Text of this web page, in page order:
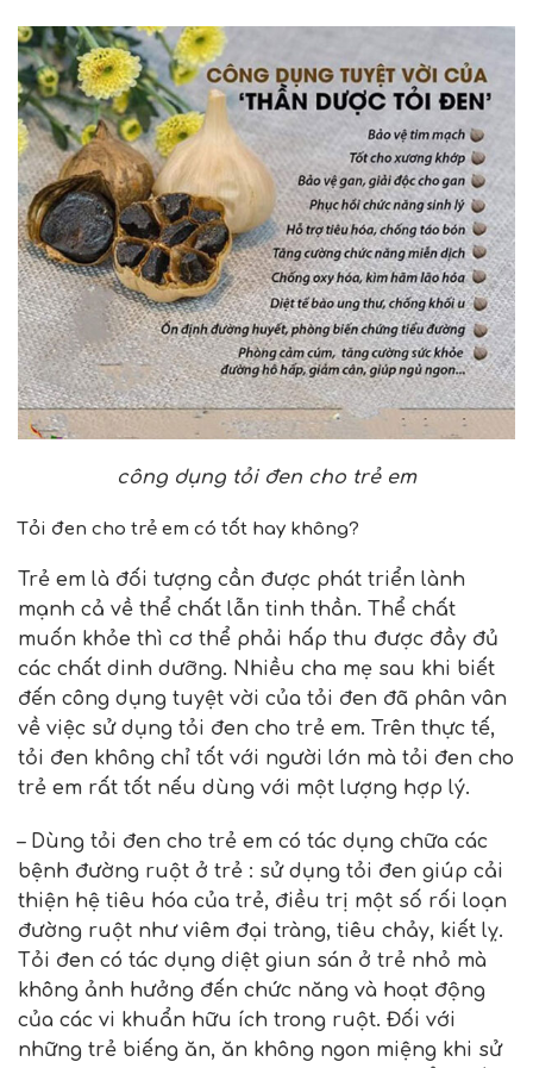
công dụng tỏi đen cho trẻ em
Tỏi đen cho trẻ em có tốt hay không?
Trẻ em là đối tượng cần được phát triển lành
mạnh cả về thể chất lẫn tinh thần. Thể chất
muốn khỏe thì cơ thể phải hấp thu được đầy đủ
các chất dinh dưỡng. Nhiều cha mẹ sau khi biết
đến công dụng tuyệt vời của tỏi đen đã phân vân
về việc sử dụng tỏi đen cho trẻ em. Trên thực tế,
tỏi đen không chỉ tốt với người lớn mà tỏi đen cho
trẻ em rất tốt nếu dùng với một lượng hợp lý.
– Dùng tỏi đen cho trẻ em có tác dụng chữa các
bệnh đường ruột ở trẻ : sử dụng tỏi đen giúp cải
thiện hệ tiêu hóa của trẻ, điều trị một số rối loạn
đường ruột như viêm đại tràng, tiêu chảy, kiết lỵ.
Tỏi đen có tác dụng diệt giun sán ở trẻ nhỏ mà
không ảnh hưởng đến chức năng và hoạt động
của các vi khuẩn hữu ích trong ruột. Đối với
những trẻ biếng ăn, ăn không ngon miệng khi sử